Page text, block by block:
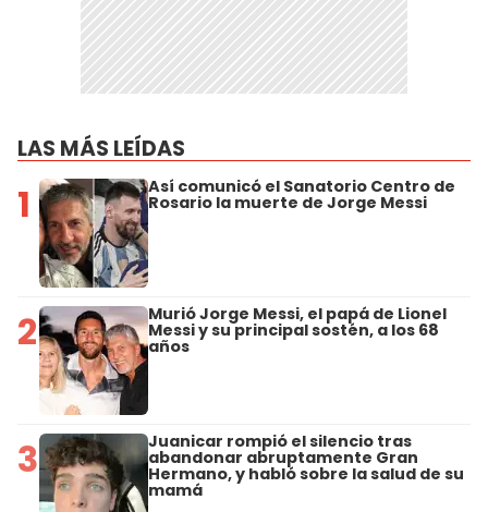
LAS MÁS LEÍDAS
1 Así comunicó el Sanatorio Centro de
Rosario la muerte de Jorge Messi
2 Murió Jorge Messi, el papá de Lionel
Messi y su principal sostén, a los 68
años
3 Juanicar rompió el silencio tras
abandonar abruptamente Gran
Hermano, y habló sobre la salud de su
mamá